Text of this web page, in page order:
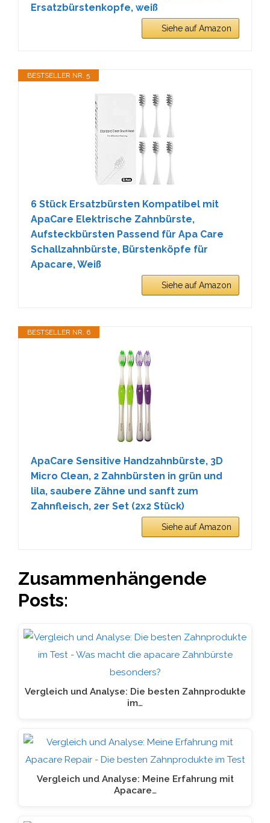
Ersatzbürstenkopfe, weiß
Siehe auf Amazon
BESTSELLER NR. 5
6 Stück Ersatzbürsten Kompatibel mit
ApaCare Elektrische Zahnbürste,
Aufsteckbürsten Passend für Apa Care
Schallzahnbürste, Bürstenköpfe für
Apacare, Weiß
Siehe auf Amazon
BESTSELLER NR. 6
ApaCare Sensitive Handzahnbürste, 3D
Micro Clean, 2 Zahnbürsten in grün und
lila, saubere Zähne und sanft zum
Zahnfleisch, 2er Set (2x2 Stück)
Siehe auf Amazon
Zusammenhängende
Posts:
Vergleich und Analyse: Die besten Zahnprodukte
im…
Vergleich und Analyse: Meine Erfahrung mit
Apacare…